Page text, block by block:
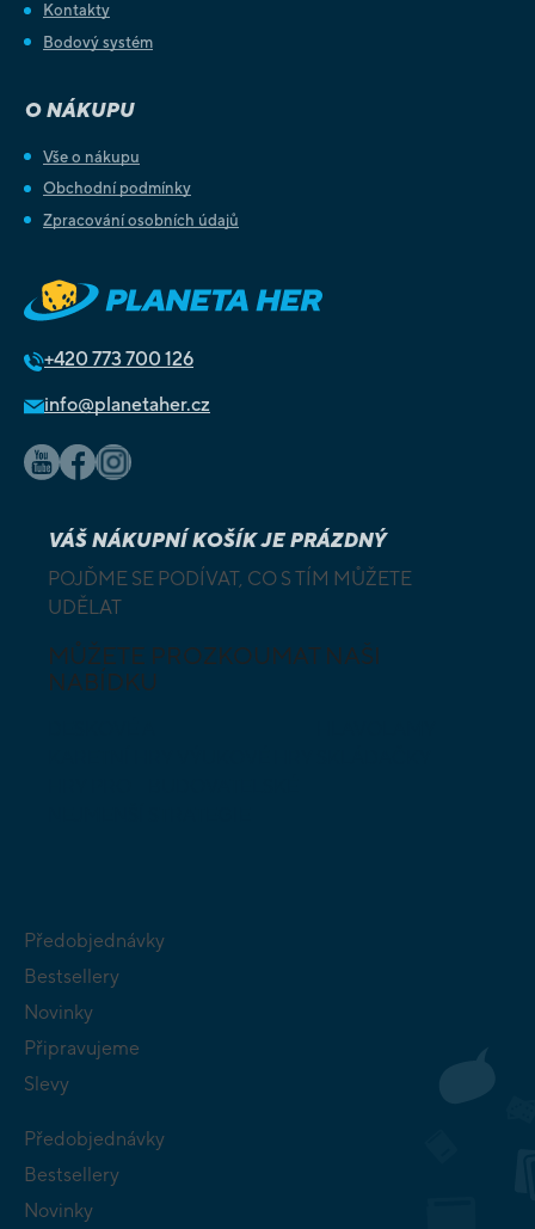
Kontakty
Bodový systém
O NÁKUPU
Vše o nákupu
Obchodní podmínky
Zpracování osobních údajů
+420 773 700 126
info@planetaher.cz
VÁŠ NÁKUPNÍ KOŠÍK JE PRÁZDNÝ
POJĎME SE PODÍVAT, CO S TÍM MŮŽETE
UDĚLAT
MŮŽETE PROZKOUMAT NAŠI
NABÍDKU
Předobjednávky
Bestsellery
Novinky
Připravujeme
Slevy
Předobjednávky
Bestsellery
Novinky